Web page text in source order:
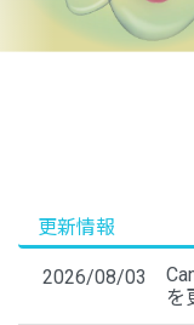
2026/08/03
を